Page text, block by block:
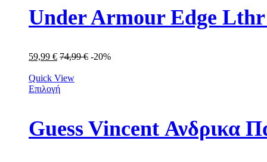
Under Armour Edge Lthr
59,99 € 74,99€ -20%
Quick View
Επιλογή
Guess Vincent Ανδρικα